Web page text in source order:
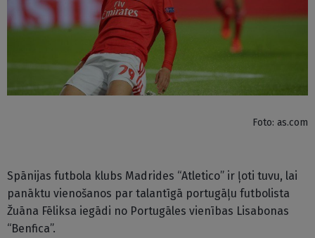
Foto: as.com
Spānijas futbola klubs Madrides “Atletico” ir ļoti tuvu, lai
panāktu vienošanos par talantīgā portugāļu futbolista
Žuāna Fēliksa iegādi no Portugāles vienības Lisabonas
“Benfica”.